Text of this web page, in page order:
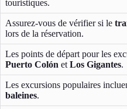
touristiques.
Assurez-vous de vérifier si le
lors de la réservation.
Les points de départ pour les
Puerto Colón et Los Gigantes.
Les excursions populaires
baleines.